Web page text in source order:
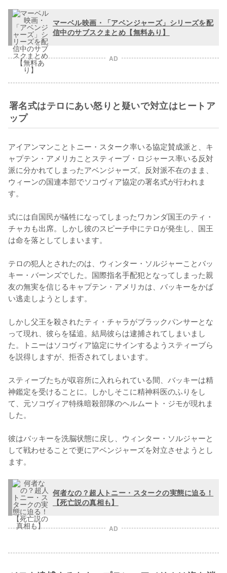
マーベル映画・「アベンジャーズ」シリーズを配
信中のサブスクまとめ【無料あり】
AD
署名式はテロにあい怒りと疑いで対立はヒートア
ップ
アイアンマンことトニー・スターク率いる協定賛成派と、キ
ャプテン・アメリカことスティーブ・ロジャース率いる反対
派に分かれてしまったアベンジャーズ。反対派不在のまま、
ウィーンの国連本部でソコヴィア協定の署名式が行われま
す。
式には自国民が犠牲になってしまったワカンダ国王のティ・
チャカも出席。しかし彼のスピーチ中にテロが発生し、国王
は命を落としてしまいます。
テロの犯人とされたのは、ウィンター・ソルジャーことバッ
キー・バーンズでした。国際指名手配犯となってしまった親
友の無実を信じるキャプテン・アメリカは、バッキーをかば
い逃走しようとします。
しかし父王を殺されたティ・チャラがブラックパンサーとな
って現れ、彼らを猛追。結局彼らは逮捕されてしまいまし
た。トニーはソコヴィア協定にサインするようスティーブら
を説得しますが、拒否されてしまいます。
スティーブたちが収容所に入れられている間、バッキーは精
神鑑定を受けることに。しかしそこに精神科医のふりをし
て、元ソコヴィア特殊暗殺部隊のヘルムート・ジモが現れま
した。
彼はバッキーを洗脳状態に戻し、ウィンター・ソルジャーと
して戦わせることで更にアベンジャーズを対立させようとし
ます。
何者なの？超人トニー・スタークの実態に迫る！
【死亡説の真相も】
AD